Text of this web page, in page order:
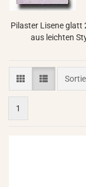
Pilaster Lisene glatt
aus leichten
1